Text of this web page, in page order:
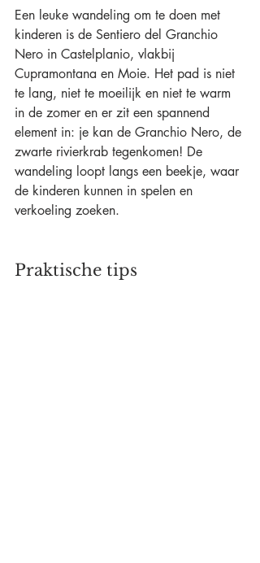
Een leuke wandeling om te doen met
kinderen is de Sentiero del Granchio
Nero in Castelplanio, vlakbij
Cupramontana en Moie. Het pad is niet
te lang, niet te moeilijk en niet te warm
in de zomer en er zit een spannend
element in: je kan de Granchio Nero, de
zwarte rivierkrab tegenkomen! De
wandeling loopt langs een beekje, waar
de kinderen kunnen in spelen en
verkoeling zoeken.
Praktische tips